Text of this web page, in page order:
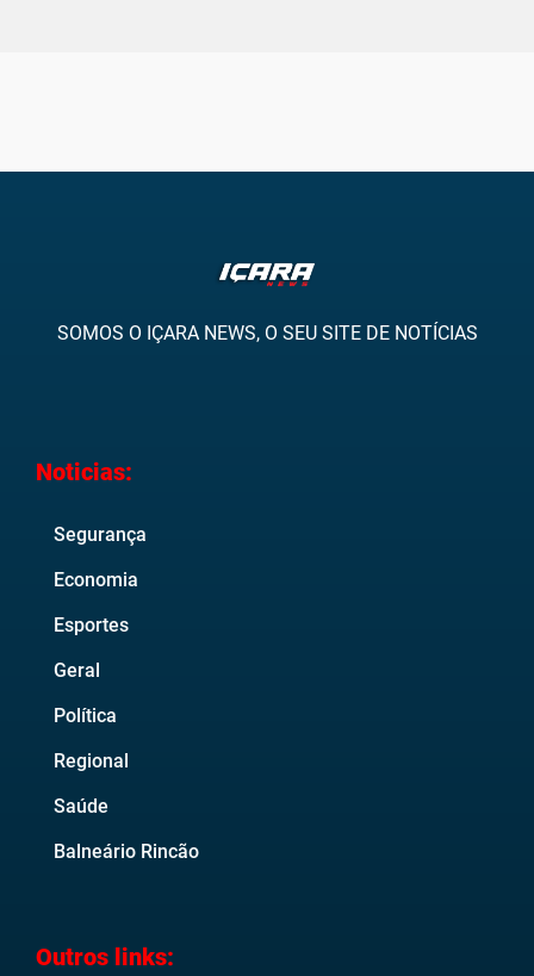
SOMOS O IÇARA NEWS, O SEU SITE DE NOTÍCIAS
Noticias:
Segurança
Economia
Esportes
Geral
Política
Regional
Saúde
Balneário Rincão
Outros links: